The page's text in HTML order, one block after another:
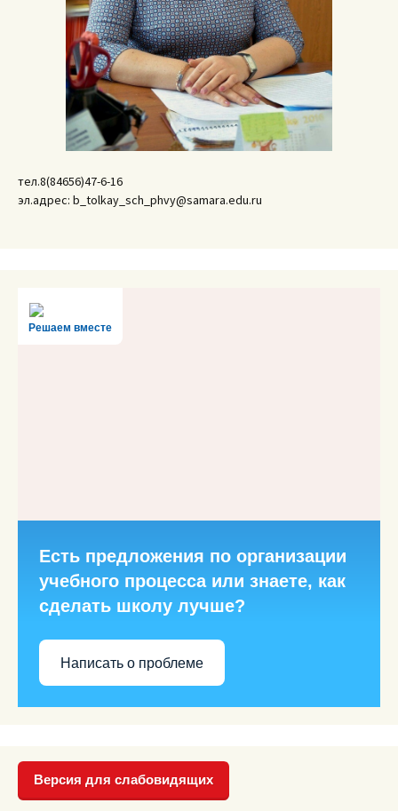
тел.8(84656)47-6-16
эл.адрес: b_tolkay_sch_phvy@samara.edu.ru
Решаем вместе
Есть предложения по организации
учебного процесса или знаете, как
сделать школу лучше?
Написать о проблеме
Версия для слабовидящих